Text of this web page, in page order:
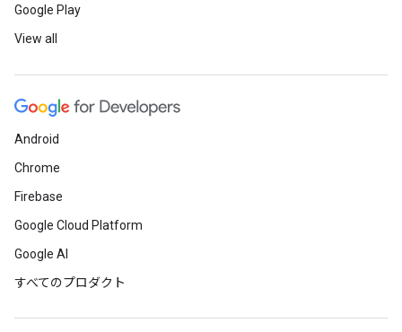
Google Play
View all
Android
Chrome
Firebase
Google Cloud Platform
Google AI
すべてのプロダクト